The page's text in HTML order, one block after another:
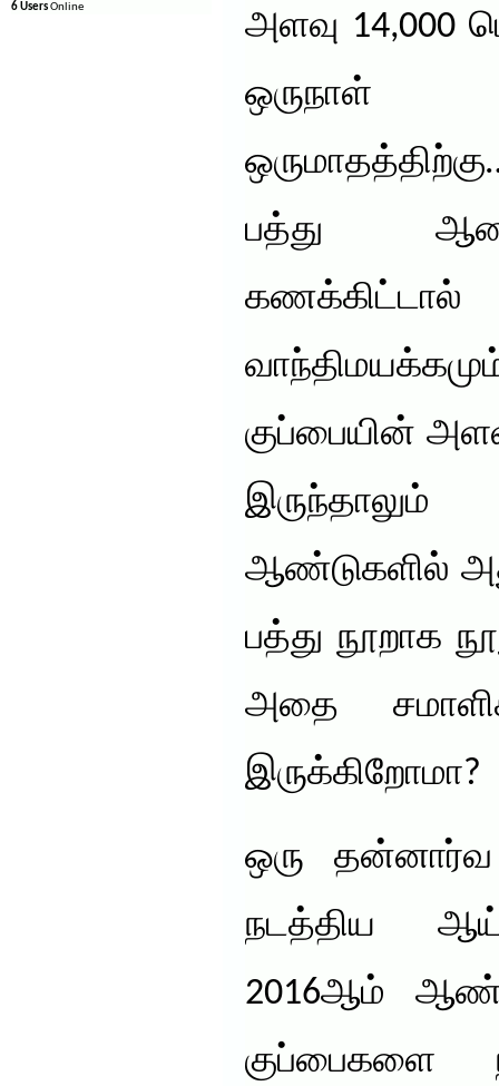
6 UsersOnline
அளவு 14,000
ஒருநாள்
பத்து
குப்பையின்
ஆண்டுகளில்
பத்து நூறாக
அதை
இருக்கிறோமா?
ஒரு
நடத்திய
2016ஆம்
குப்பைகளை